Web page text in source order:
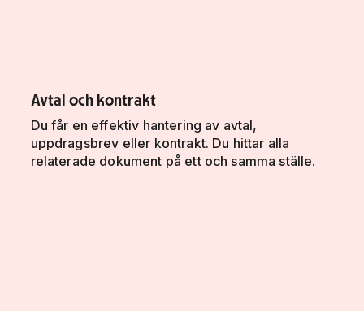
Avtal och kontrakt
Du får en effektiv hantering av avtal,
uppdragsbrev eller kontrakt. Du hittar alla
relaterade dokument på ett och samma ställe.